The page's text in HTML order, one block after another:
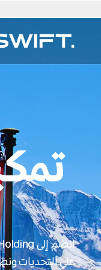
كندا
تشيلي
الجمهورية
الدنمارك
ألمانيا
Afrikaans
على التحديات